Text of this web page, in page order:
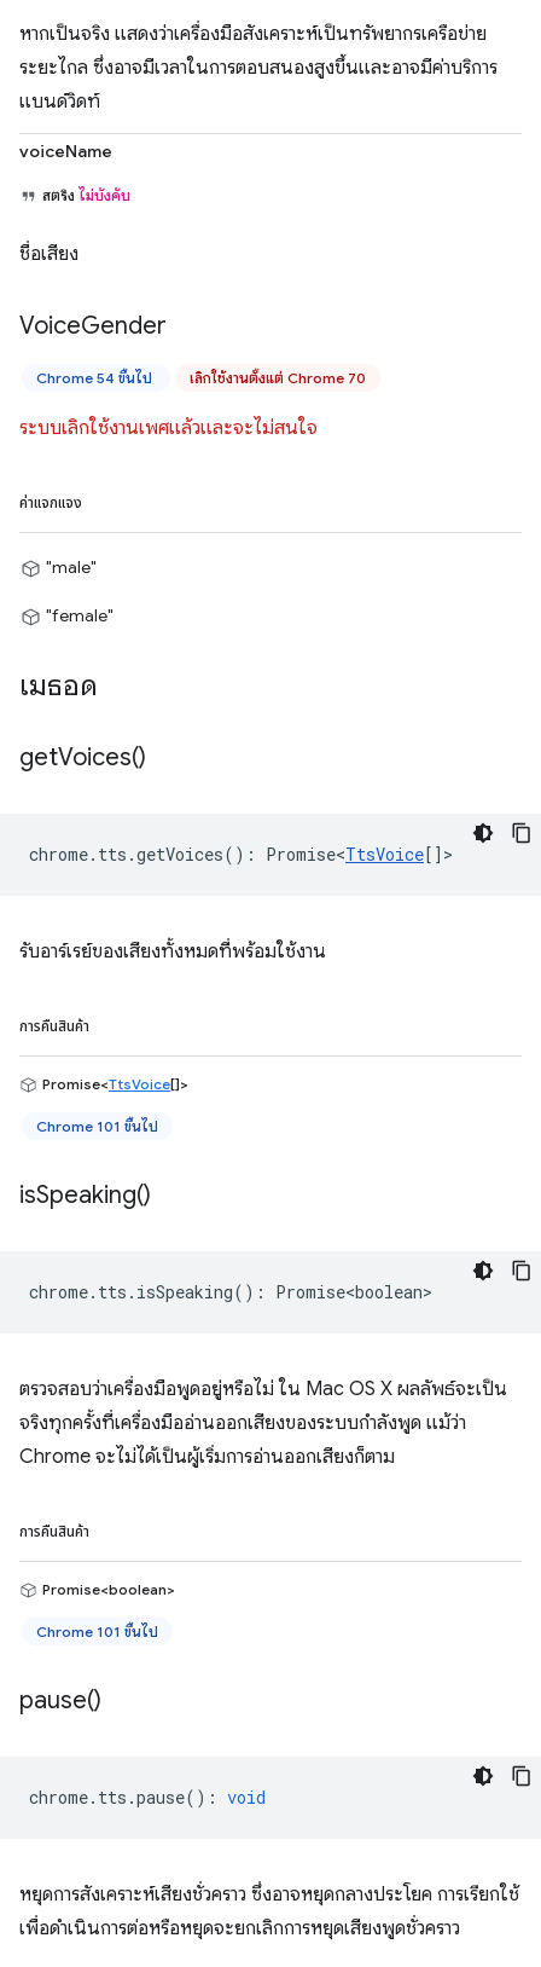
หากเป็นจริง แสดงว่าเครื่องมือสังเคราะห์เป็นทรัพยากรเครือข่าย
ระยะไกล ซึ่งอาจมีเวลาในการตอบสนองสูงขึ้นและอาจมีค่าบริการ
แบนด์วิดท์
voiceName
สตริง ไม่บังคับ
ชื่อเสียง
VoiceGender
Chrome 54 ขึ้นไป เลิกใช้งานตั้งแต่ Chrome 70
ระบบเลิกใช้งานเพศแล้วและจะไม่สนใจ
ค่าแจกแจง
"male"
"female"
เมธอด
getVoices()
chrome. tts .getVoices() : Promise<TtsVoice[] >
รับอาร์เรย์ของเสียงทั้งหมดที่พร้อมใช้งาน
การคืนสินค้า
Promise<TtsVoice[]>
Chrome 101 ขึ้นไป
isSpeaking()
chrome. tts . isSpeaking() : Promise<boolean>
ตรวจสอบว่าเครื่องมือพูดอยู่หรือไม่ ใน Mac OS X ผลลัพธ์จะเป็น
จริงทุกครั้งที่เครื่องมืออ่านออกเสียงของระบบกำลังพูด แม้ว่า
Chrome จะไม่ได้เป็นผู้เริ่มการอ่านออกเสียงก็ตาม
การคืนสินค้า
Promise<boolean>
Chrome 101 ขึ้นไป
pause()
chrome. tts .pause() : void
หยุดการสังเคราะห์เสียงชั่วคราว ซึ่งอาจหยุดกลางประโยค การเรียกใช้
เพื่อดำเนินการต่อหรือหยุดจะยกเลิกการหยุดเสียงพูดชั่วคราว